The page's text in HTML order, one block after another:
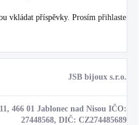
vkládat příspěvky. Prosím přihlaste
JSB bijoux s.r.o.
466 01 Jablonec nad Nisou IČO:
27448568, DIČ: CZ274485689